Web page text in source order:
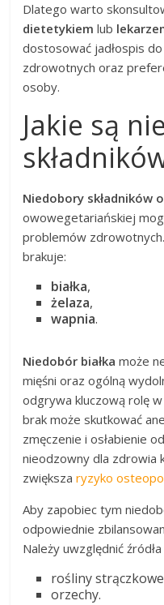
Dlatego warto
dietetykiem lub
dostosować jadłospis
zdrowotnych oraz
osoby.
Jakie są
Niedobory składników
owowegetariańskiej
problemów
brakuje:
białka,
żelaza,
wapnia.
Niedobór białka może
mięśni oraz ogólną
odgrywa kluczową rolę
brak może skutkować
zmęczenie i osłabienie
nieodzowny dla zdrowia
zwiększaryzyko
Aby zapobiec tym
odpowiednie
Należy uwzględnić źródła
rośliny
orzechy.